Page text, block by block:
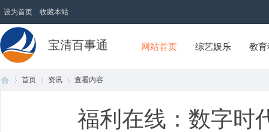
设为首页 收藏本站
宝清百事通 网站首页 综艺娱乐 教
首页 资讯 查看内容
福利在线：数字时